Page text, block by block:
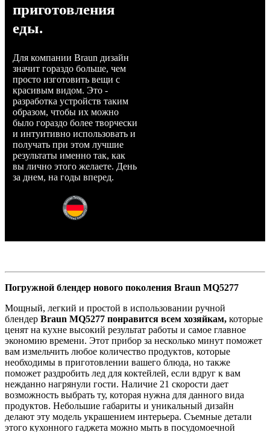
приготовления
еды.
Для компании Braun дизайн
значит гораздо больше, чем
просто изготовить вещи с
красивым видом. Это -
разработка устройств таким
образом, чтобы их можно
было гораздо более творчески
и интуитивно использовать и
получать при этом лучшие
результаты именно так, как
вы лично этого желаете. День
за днем, на годы вперед.
Погружной блендер нового поколения Braun MQ5277
Мощный, легкий и простой в использовании ручной
блендер Braun MQ5277 понравится всем хозяйкам, которые
ценят на кухне высокий результат работы и самое главное
экономию времени. Этот прибор за несколько минут поможет
вам измельчить любое количество продуктов, которые
необходимы в приготовлении вашего блюда, но также
поможет раздробить лед для коктейлей, если вдруг к вам
нежданно нагрянули гости. Наличие 21 скорости дает
возможность выбрать ту, которая нужна для данного вида
продуктов. Небольшие габариты и уникальный дизайн
делают эту модель украшением интерьера. Съемные детали
этого кухонного гаджета можно мыть в посудомоечной